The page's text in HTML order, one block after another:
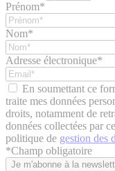
Prénom*
Nom*
Adresse électronique*
En soumettant ce
traite mes données
droits, notamment de
données collectées par
politique de gestion des
*Champ obligatoire